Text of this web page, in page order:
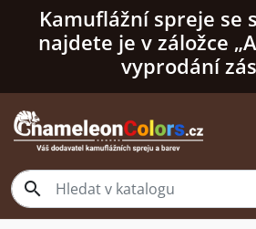
Kamuflážní spreje se
najdete je v záložce
vyprodání
